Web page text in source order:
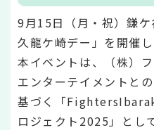
9月15日（月・祝）鎌
久龍ケ崎デー」を開催し
本イベントは、（株）
エンターテイメントと
基づく「
ロジェクト2025」とし